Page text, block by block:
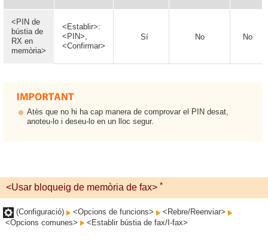
<PIN de
bústia de
RX en
memòria>
<Establir>:
<PIN>,
<Confirmar>
Sí No No
Atès que no hi ha cap manera de comprovar el PIN desat,
anoteu-lo i deseu-lo en un lloc segur.
<Usar bloqueig de memòria de fax> *
(Configuració) <Opcions de funcions>
<Rebre/Reenviar>
<Opcions comunes>
<Establir bústia de fax/I-fax>